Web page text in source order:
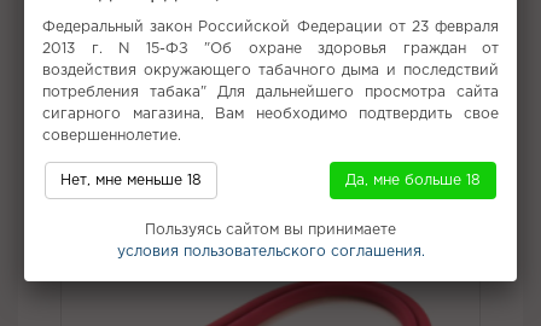
Вкус: Смородина, Травы
Все вкусы табака для кальяна Sebero
Не забудьте купить
Федеральный закон Российской Федерации от 23 февраля
2013 г. N 15-ФЗ "Об охране здоровья граждан от
воздействия окружающего табачного дыма и последствий
потребления табака" Для дальнейшего просмотра сайта
сигарного магазина, Вам необходимо подтвердить свое
совершеннолетие.
Нет, мне меньше 18 Да, мне больше 18
Пользуясь сайтом вы принимаете
условия пользовательского соглашения.